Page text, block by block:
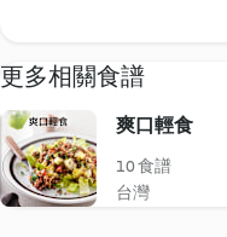
更多相關食譜
爽口輕食
10 食譜
台灣